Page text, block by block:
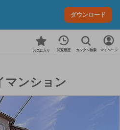
ダウンロード
お気に入り 閲覧履歴 カンタン検索 マイページ
マンション